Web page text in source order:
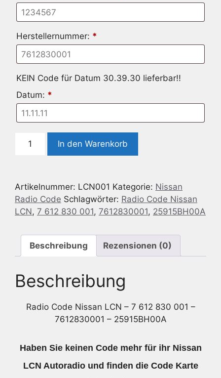
Herstellernummer: *
KEIN Code für Datum 30.39.30 lieferbar!!
Datum: *
Radio
Nissan
LCN
-
612
-
7612830001
25915BH00A
In den Warenkorb
Artikelnummer: LCN001 Kategorie: Nissan
Radio Code Schlagwörter: Radio Code Nissan
LCN, 7 612 830 001, 7612830001, 25915BH00A
Beschreibung Rezensionen (0)
Beschreibung
Radio Code Nissan LCN – 7 612 830 001 –
7612830001 – 25915BH00A
Haben Sie keinen Code mehr für ihr Nissan
LCN Autoradio und finden die Code Karte